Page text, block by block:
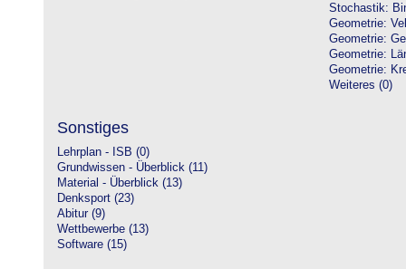
Stochastik:
Geometrie:
Geometrie:
Geometrie:
Geometrie:
Weiteres (0)
Sonstiges
Lehrplan - ISB (0)
Grundwissen - Überblick (11)
Material - Überblick (13)
Denksport (23)
Abitur (9)
Wettbewerbe (13)
Software (15)